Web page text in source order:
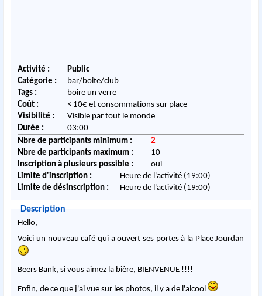
Activité :
Public
Catégorie :
bar/boite/club
Tags :
boire un verre
Coût :
< 10€ et consommations sur place
Visibilité :
Visible par tout le monde
Durée :
03:00
Nbre de participants minimum :
2
Nbre de participants maximum :
10
Inscription à plusieurs possible :
oui
Limite d'inscription :
Heure de l'activité (19:00)
Limite de désinscription :
Heure de l'activité (19:00)
Description
Hello,
Voici un nouveau café qui a ouvert ses portes à la Place Jourdan
Beers Bank, si vous aimez la bière, BIENVENUE !!!!
Enfin, de ce que j'ai vue sur les photos, il y a de l'alcool